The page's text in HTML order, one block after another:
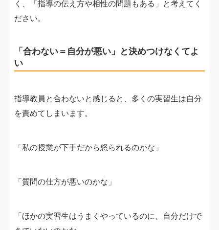
く、「指導の伝え方や相性の問題もある」と考えてく
ださい。
「合わない＝自分が悪い」と決めつけなくてよ
い
指導教員と合わないと感じると、多くの実習生は自分
を責めてしまいます。
「私の授業が下手だから怒られるのかな」
「質問の仕方が悪いのかな」
「ほかの実習生はうまくやっているのに、自分だけで